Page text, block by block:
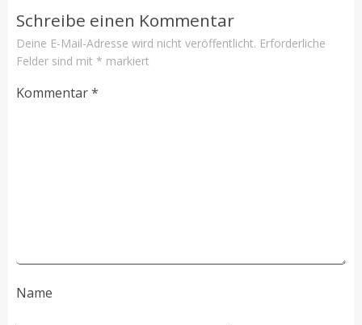
Schreibe einen Kommentar
Deine E-Mail-Adresse wird nicht veröffentlicht. Erforderliche
Felder sind mit * markiert
Kommentar*
Name